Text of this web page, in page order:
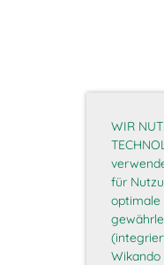
WIR
für
optimale
Wikando